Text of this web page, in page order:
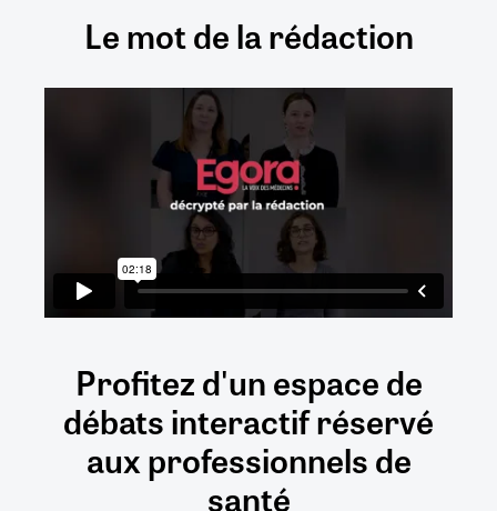
Le mot de la rédaction
Profitez d'un espace de
débatsinteractifréservé
auxprofessionnels de
santé